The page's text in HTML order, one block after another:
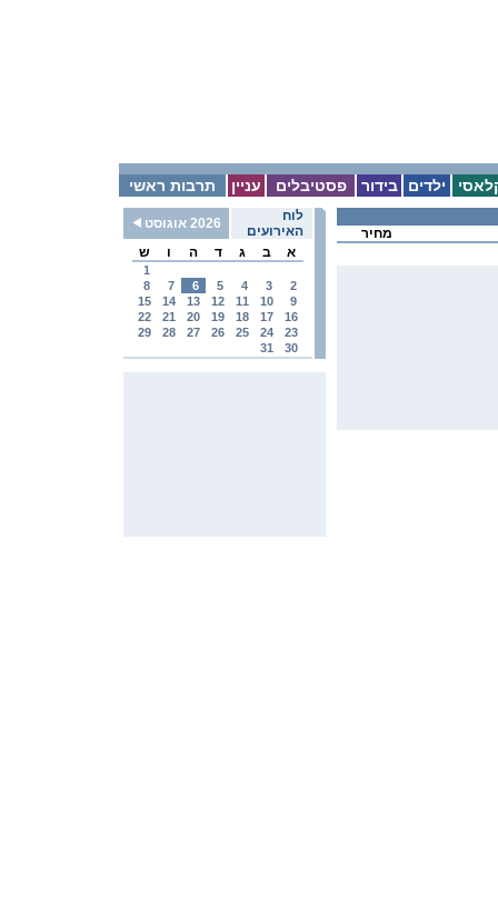
תרבות ראשי עניין פסטיבלים בידור ילדים
לוח
האירועים
2026 אוגוסט
א
ב ג ד ה ו ש
1
2
3
4
5
6
7
8
9
10
11
12
13
14
15
16
17
18
19
20
21
22
23
24
25
26
27
28
29
30
31
מחיר